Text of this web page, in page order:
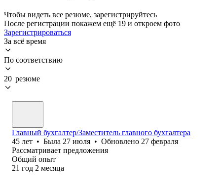
Чтобы видеть все резюме, зарегистрируйтесь
После регистрации покажем ещё 19 и откроем фото
Зарегистрироваться
За всё время
По соответствию
20 резюме
Главный бухгалтер/Заместитель главного бухгалтера
45 лет • Была 27 июля • Обновлено 27 февраля
Рассматривает предложения
Общий опыт
21 год 2 месяца